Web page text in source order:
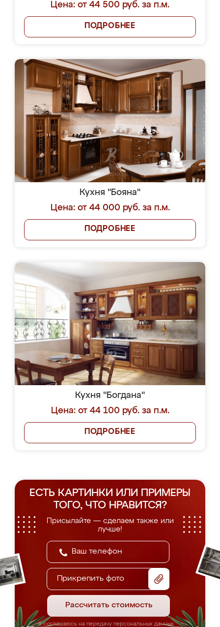
Цена: от 44 500 руб. за п.м.
ПОДРОБНЕЕ
Кухня "Бояна"
Цена: от 44 000 руб. за п.м.
ПОДРОБНЕЕ
Кухня "Богдана"
Цена: от 44 100 руб. за п.м.
ПОДРОБНЕЕ
ЕСТЬ КАРТИНКИ ИЛИ ПРИМЕРЫ
ТОГО, ЧТО НРАВИТСЯ?
Присылайте — сделаем также или
лучше!
Прикрепить фото
Рассчитать стоимость
Я соглашаюсь на передачу персональных данных